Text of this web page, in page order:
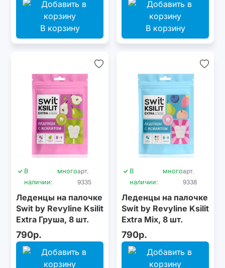
В корзину В корзину
В
наличии:
многоарт.
9335
Леденцы на палочке
Swit by Revyline Ksilit
Extra Груша, 8 шт.
790р.
В
наличии:
многоарт.
9338
Леденцы на палочке
Swit by Revyline Ksilit
Extra Mix, 8 шт.
790р.